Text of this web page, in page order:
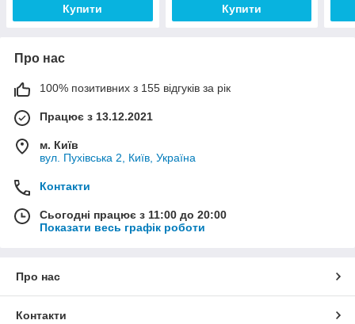
Купити Купити
Про нас
100% позитивних з 155 відгуків за рік
Працює з 13.12.2021
м. Київ
вул. Пухівська 2, Київ, Україна
Контакти
Сьогодні працює з 11:00 до 20:00
Показати весь графік роботи
Про нас
Контакти